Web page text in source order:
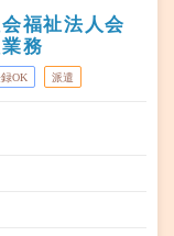
福祉法人会
務
OK 派遣